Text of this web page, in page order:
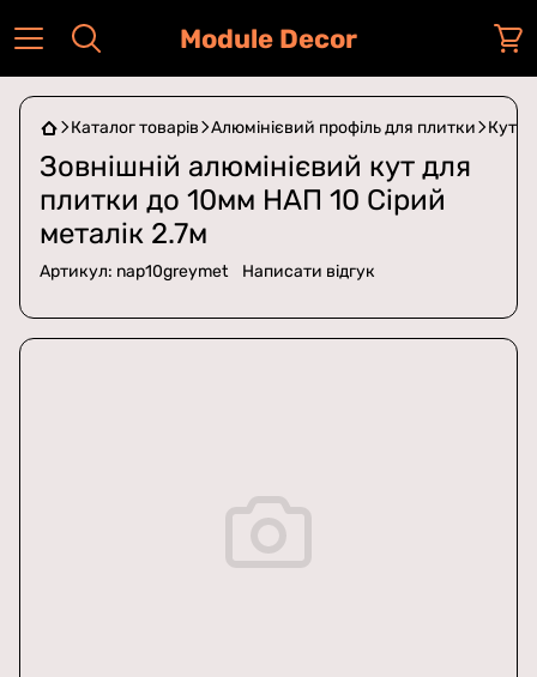
Module Decor
Каталог товарів Алюмінієвий профіль для плитки Кути
Зовнішній алюмінієвий кут для
плитки до 10мм НАП 10 Сірий
металік 2.7м
Артикул: nap10greymet Написати відгук